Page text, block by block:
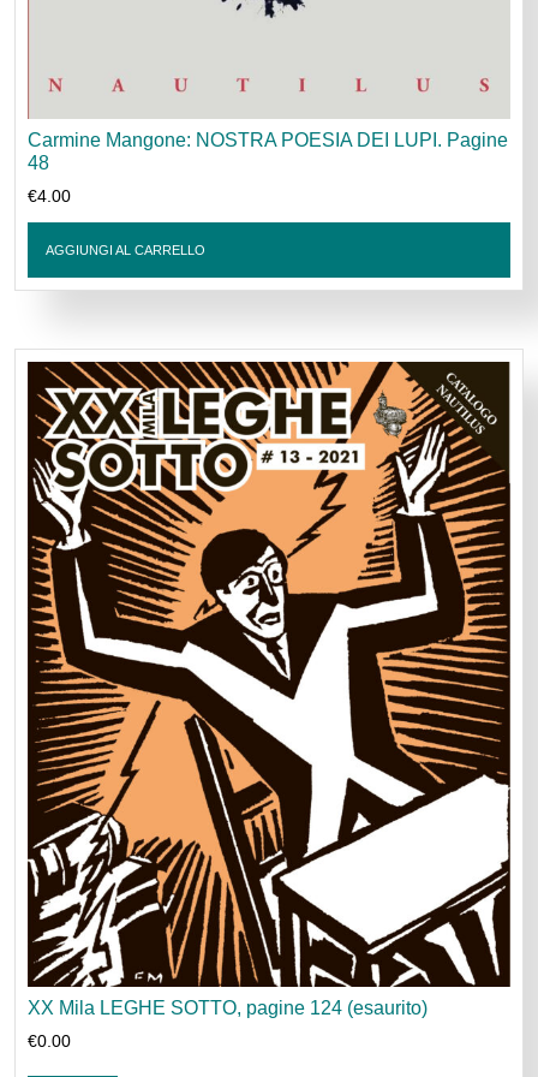
Carmine Mangone: NOSTRA POESIA DEI LUPI. Pagine
48
€4.00
AGGIUNGI AL CARRELLO
XX Mila LEGHE SOTTO, pagine 124 (esaurito)
€0.00